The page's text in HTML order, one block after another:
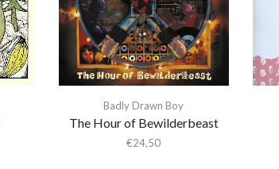
Badly Drawn Boy
The Hour of Bewilderbeast
€24,50